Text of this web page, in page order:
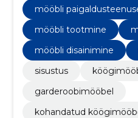
mööbli
mööbli tootmine
mööbli disainimine
sisustus
garderoobimööbel
kohandatud